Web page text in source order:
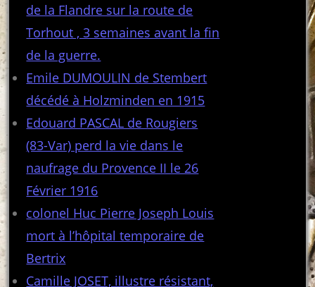
de la Flandre sur la route de
Torhout , 3 semaines avant la fin
de la guerre.
Emile DUMOULIN de Stembert
décédé à Holzminden en 1915
Edouard PASCAL de Rougiers
(83-Var) perd la vie dans le
naufrage du Provence II le 26
Février 1916
colonel Huc Pierre Joseph Louis
mort à l’hôpital temporaire de
Bertrix
Camille JOSET, illustre résistant,